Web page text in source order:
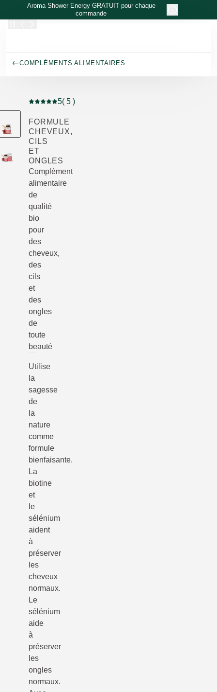
Allez au contenu principal
Aroma Shower Energy GRATUIT pour chaque
commande
COMPLÉMENTS ALIMENTAIRES
Note actuelle : 5 sur 5 étoiles Noté par 5 clients
5( 5 )
FORMULE
CHEVEUX,
CILS
ET
ONGLES
Complément
alimentaire
de
qualité
bio
pour
des
cheveux,
des
cils
et
des
ongles
de
toute
beauté
Utilise
la
sagesse
de
la
nature
comme
formule
bienfaisante.
La
biotine
et
le
sélénium
aident
à
préserver
les
cheveux
normaux.
Le
sélénium
aide
à
préserver
les
ongles
normaux.